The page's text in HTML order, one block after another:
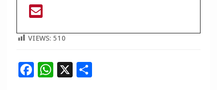
VIEWS: 510
F
W X